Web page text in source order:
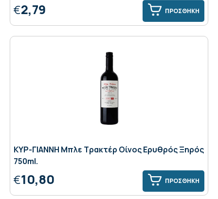
€2,79 ΠΡΟΣΘΗΚΗ
ΚΥΡ-ΓΙΑΝΝΗ Μπλε Τρακτέρ Οίνος Ερυθρός Ξηρός
750ml.
€10,80 ΠΡΟΣΘΗΚΗ